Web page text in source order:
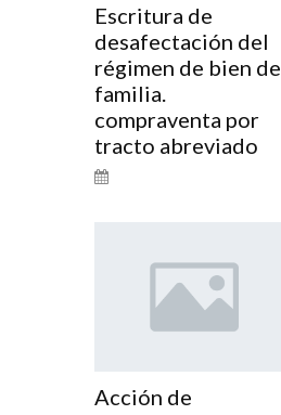
Escritura de
desafectación del
régimen de bien de
familia.
compraventa por
tracto abreviado
Acción de